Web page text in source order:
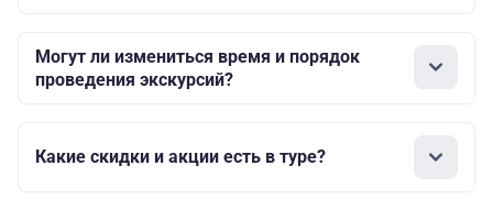
Могут ли измениться время и порядок
проведения экскурсий?
Какие скидки и акции есть в туре?